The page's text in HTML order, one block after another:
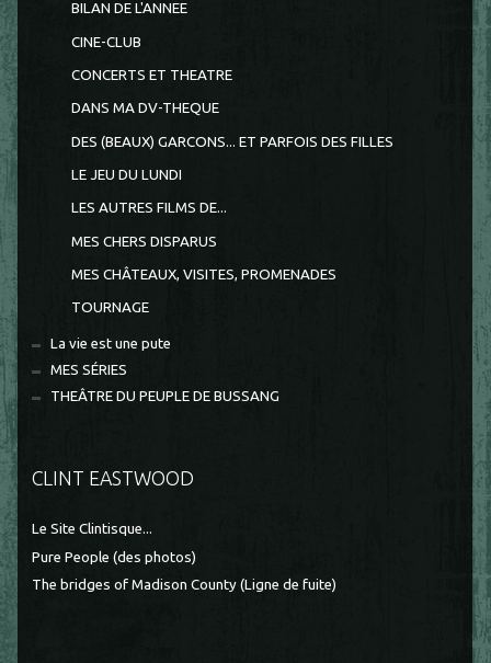
BILAN DE L'ANNEE
CINE-CLUB
CONCERTS ET THEATRE
DANS MA DV-THEQUE
DES (BEAUX) GARCONS... ET PARFOIS DES FILLES
LE JEU DU LUNDI
LES AUTRES FILMS DE...
MES CHERS DISPARUS
MES CHÂTEAUX, VISITES, PROMENADES
TOURNAGE
La vie est une pute
MES SÉRIES
THEÂTRE DU PEUPLE DE BUSSANG
CLINT EASTWOOD
Le Site Clintisque...
Pure People (des photos)
The bridges of Madison County (Ligne de fuite)